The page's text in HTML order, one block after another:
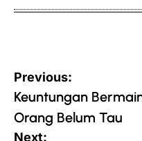
Post
navigation
Previous:
Keuntungan
Orang Belum Tau
Next: